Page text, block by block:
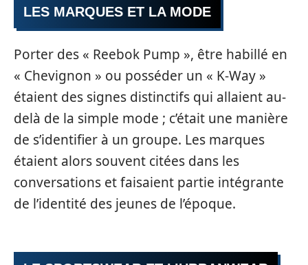
LES MARQUES ET LA MODE
Porter des « Reebok Pump », être habillé en
« Chevignon » ou posséder un « K-Way »
étaient des signes distinctifs qui allaient au-
delà de la simple mode ; c’était une manière
de s’identifier à un groupe. Les marques
étaient alors souvent citées dans les
conversations et faisaient partie intégrante
de l’identité des jeunes de l’époque.